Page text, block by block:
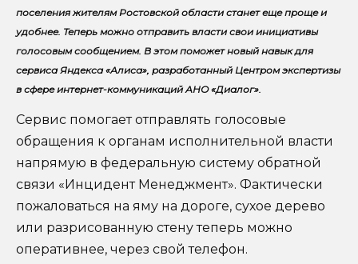
поселения жителям Ростовской области станет еще проще и
удобнее. Теперь можно отправить власти свои инициативы
голосовым сообщением. В этом поможет новый навык для
сервиса Яндекса «Алиса», разработанный Центром экспертизы
в сфере интернет-коммуникаций АНО «Диалог».
Сервис помогает отправлять голосовые
обращения к органам исполнительной власти
напрямую в федеральную систему обратной
связи «Инцидент Менеджмент». Фактически
пожаловаться на яму на дороге, сухое дерево
или разрисованную стену теперь можно
оперативнее, через свой телефон.